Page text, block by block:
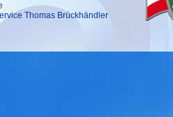
Thomas Brückhändler